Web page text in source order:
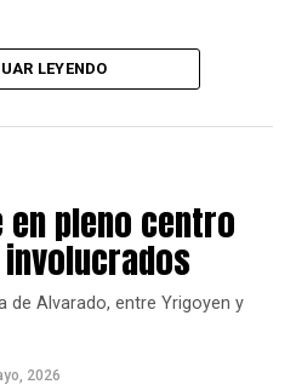
LEYENDO
en pleno centro
de Alvarado, entre Yrigoyen y
2026